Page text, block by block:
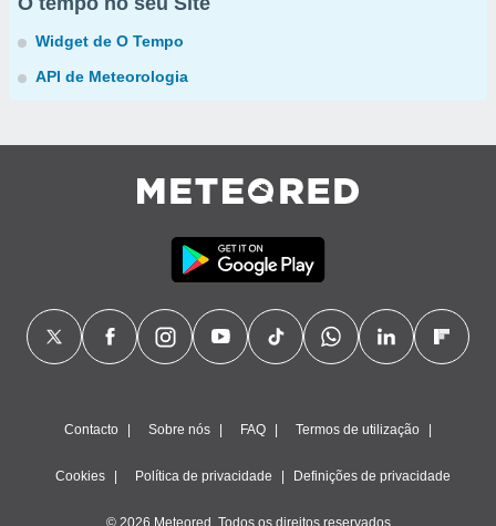
Widget de O Tempo
API de Meteorologia
Contacto Sobre nós FAQ Termos de utilização
Cookies Política de privacidade Definições de privacidade
© 2026 Meteored. Todos os direitos reservados